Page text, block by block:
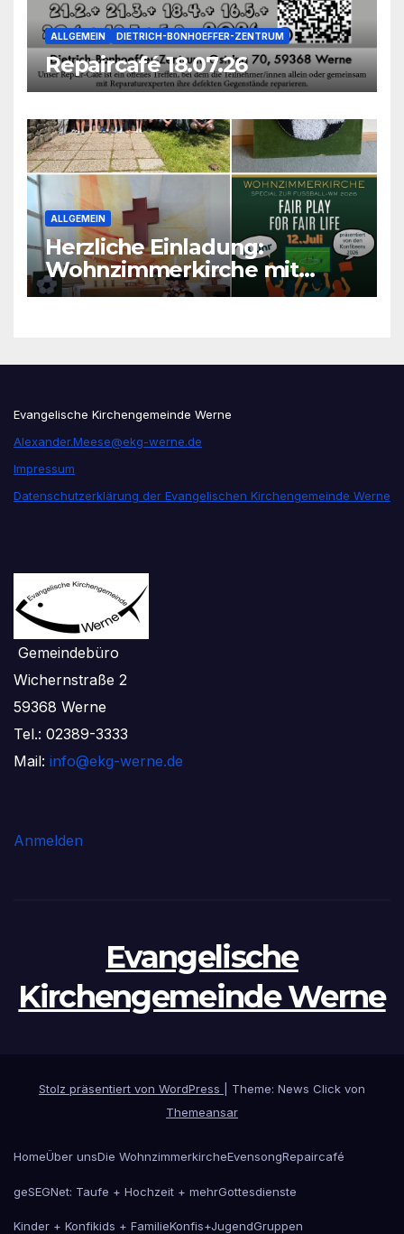
ALLGEMEIN DIETRICH-BONHOEFFER-ZENTRUM
Repaircafé 18.07.26
ALLGEMEIN
Herzliche Einladung:
Wohnzimmerkirche mit
unseren Konfis
Evangelische Kirchengemeinde Werne
Alexander.Meese@ekg-werne.de
Impressum
Datenschutzerklärung der Evangelischen Kirchengemeinde Werne
Gemeindebüro
Wichernstraße 2
59368 Werne
Tel.: 02389-3333
Mail: info@ekg-werne.de
Anmelden
Evangelische
Kirchengemeinde Werne
Stolz präsentiert von WordPress
Theme: News Click von
Themeansar
HomeÜber unsDie WohnzimmerkircheEvensongRepaircafé
geSEGNet: Taufe + Hochzeit + mehrGottesdienste
Kinder + Konfikids + FamilieKonfis+JugendGruppen